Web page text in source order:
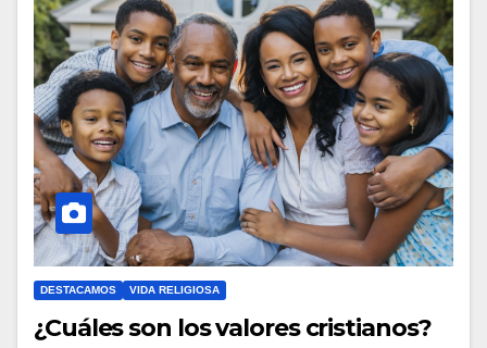
DESTACAMOS VIDA RELIGIOSA
¿Cuáles son los valores cristianos?